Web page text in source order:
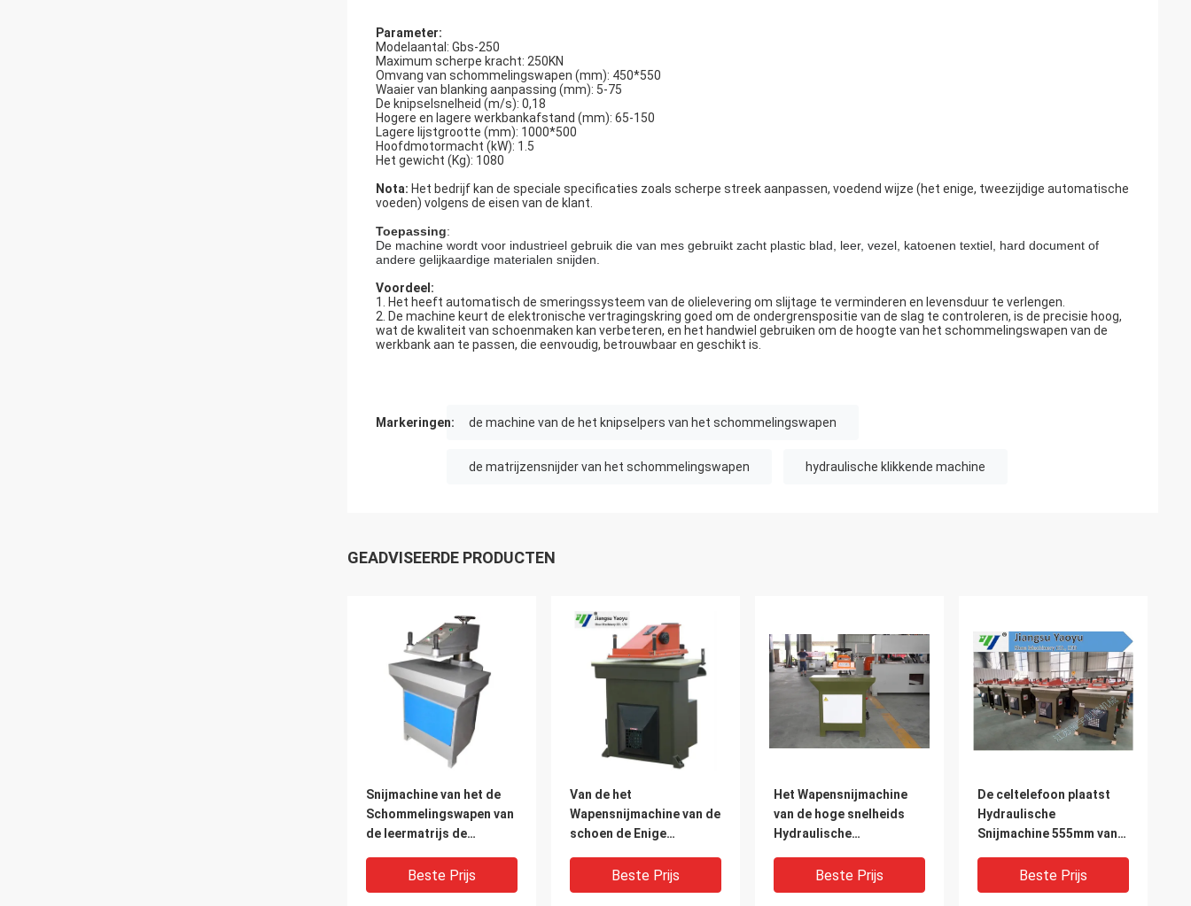
Parameter:
Modelaantal: Gbs-250
Maximum scherpe kracht: 250KN
Omvang van schommelingswapen (mm): 450*550
Waaier van blanking aanpassing (mm): 5-75
De knipselsnelheid (m/s): 0,18
Hogere en lagere werkbankafstand (mm): 65-150
Lagere lijstgrootte (mm): 1000*500
Hoofdmotormacht (kW): 1.5
Het gewicht (Kg): 1080
Nota: Het bedrijf kan de speciale specificaties zoals scherpe streek aanpassen, voedend wijze (het enige, tweezijdige automatische
voeden) volgens de eisen van de klant.
Toepassing:
De machine wordt voor industrieel gebruik die van mes gebruikt zacht plastic blad, leer, vezel, katoenen textiel, hard document of
andere gelijkaardige materialen snijden.
Voordeel:
1. Het heeft automatisch de smeringssysteem van de olielevering om slijtage te verminderen en levensduur te verlengen.
2. De machine keurt de elektronische vertragingskring goed om de ondergrenspositie van de slag te controleren, is de precisie hoog,
wat de kwaliteit van schoenmaken kan verbeteren, en het handwiel gebruiken om de hoogte van het schommelingswapen van de
werkbank aan te passen, die eenvoudig, betrouwbaar en geschikt is.
Markeringen: de machine van de het knipselpers van het schommelingswapen
de matrijzensnijder van het schommelingswapen hydraulische klikkende machine
GEADVISEERDE PRODUCTEN
Snijmachine van het de
Schommelingswapen van
de leermatrijs de
Schoen die Industrie
maken
Beste Prijs
Van de het
Wapensnijmachine van de
schoen de Enige
Schommeling Digitale
Micro - het Aanpassen
Beste Prijs
Het Wapensnijmachine
van de hoge snelheids
Hydraulische
Leerhandschoen het
Maken
Beste Prijs
De celtelefoon plaatst
Hydraulische
Snijmachine 555mm van
Slagaanpassing
Beste Prijs